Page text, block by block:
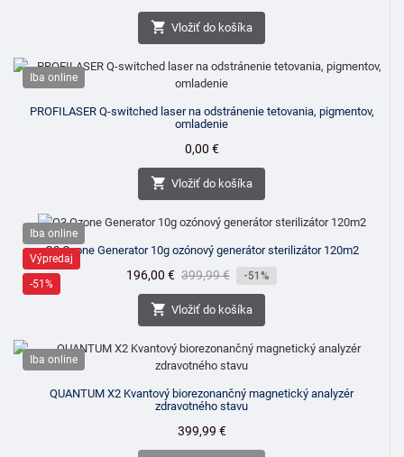
 Vložiť do košíka
Iba online
PROFILASER Q-switched laser na odstránenie tetovania, pigmentov,
omladenie
Cena
0,00 €
 Vložiť do košíka
Iba online
Výpredaj
-51%
O3 Ozone Generator 10g ozónový generátor sterilizátor 120m2
Cena
196,00 € Bežná
cena
399,99 € -51%
 Vložiť do košíka
Iba online
QUANTUM X2 Kvantový biorezonančný magnetický analyzér
zdravotného stavu
Cena
399,99 €